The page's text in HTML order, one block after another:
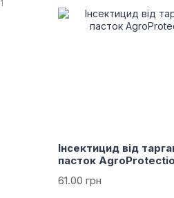
Інсектицид від
пасток
61.00 грн
1